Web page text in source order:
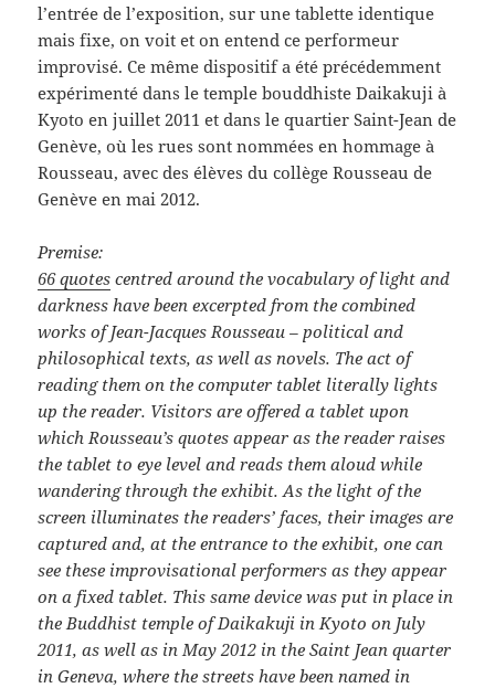
l’entrée de l’exposition, sur une tablette identique
mais fixe, on voit et on entend ce performeur
improvisé. Ce même dispositif a été précédemment
expérimenté dans le temple bouddhiste Daikakuji à
Kyoto en juillet 2011 et dans le quartier Saint-Jean de
Genève, où les rues sont nommées en hommage à
Rousseau, avec des élèves du collège Rousseau de
Genève en mai 2012.
Premise:
66 quotes centred around the vocabulary of light and
darkness have been excerpted from the combined
works of Jean-Jacques Rousseau – political and
philosophical texts, as well as novels. The act of
reading them on the computer tablet literally lights
up the reader. Visitors are offered a tablet upon
which Rousseau’s quotes appear as the reader raises
the tablet to eye level and reads them aloud while
wandering through the exhibit. As the light of the
screen illuminates the readers’ faces, their images are
captured and, at the entrance to the exhibit, one can
see these improvisational performers as they appear
on a fixed tablet. This same device was put in place in
the Buddhist temple of Daikakuji in Kyoto on July
2011, as well as in May 2012 in the Saint Jean quarter
in Geneva, where the streets have been named in